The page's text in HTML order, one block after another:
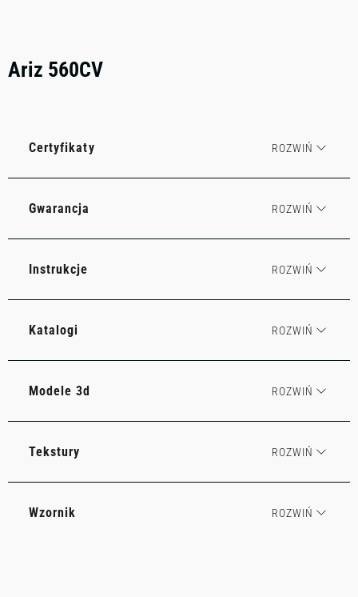
Ariz 560CV
Certyfikaty
Gwarancja
Instrukcje
Katalogi
Modele 3d
Tekstury
Wzornik